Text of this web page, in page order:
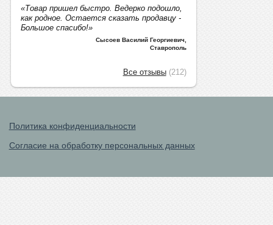
«Товар пришел быстро. Ведерко подошло,
как родное. Остается сказать продавцу -
Большое спасибо!»
Сысоев Василий Георгиевич,
Ставрополь
Все отзывы(212)
Политика конфиденциальности
Согласие на обработку персональных данных